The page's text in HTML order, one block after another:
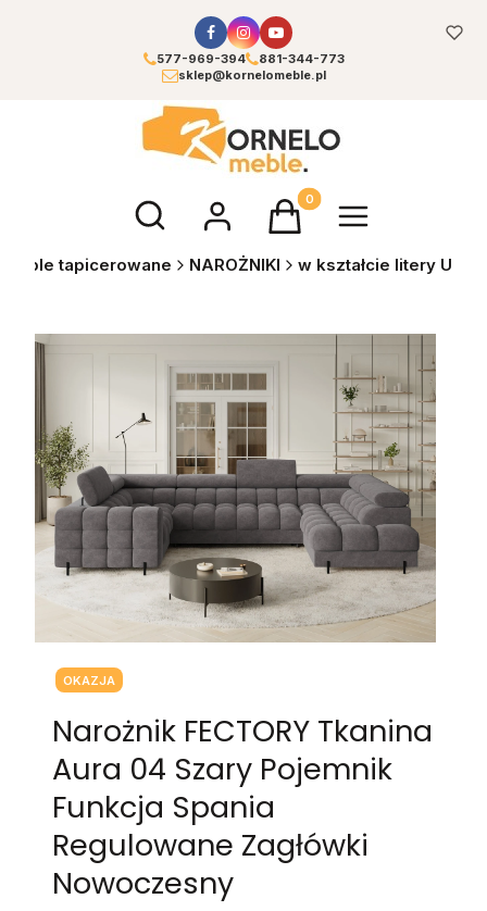
577-969-394
881-344-773
sklep@kornelomeble.pl
Otwórz wyszukiwarkęProdukty w koszyku: 0.
Meble tapicerowane NAROŻNIKI w kształcie litery U
Tagi produktu
OKAZJA
Narożnik FECTORY Tkanina
Aura 04 Szary Pojemnik
Funkcja Spania
Regulowane Zagłówki
Nowoczesny